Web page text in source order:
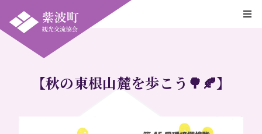
【秋の東根山麓を歩こう🌳🍂】